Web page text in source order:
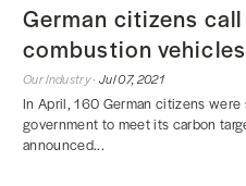
German citizens
combustion vehicles
Our Industry · Jul 07, 2021
In April, 160 German citizens
government to meet its carbon
announced...